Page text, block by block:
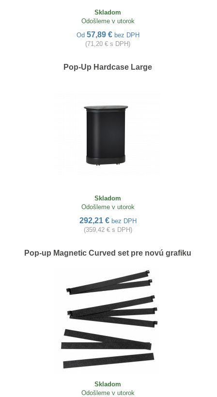
Skladom
Odošleme v utorok
Od 57,89 € bez DPH
(71,20 € s DPH)
Pop-Up Hardcase Large
Skladom
Odošleme v utorok
292,21 € bez DPH
(359,42 € s DPH)
Pop-up Magnetic Curved set pre novú grafiku
Skladom
Odošleme v utorok